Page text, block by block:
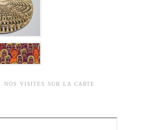
NOS VISITES SUR LA CARTE